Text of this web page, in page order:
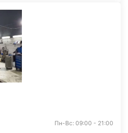
Пн-Вс: 09:00 - 21:00